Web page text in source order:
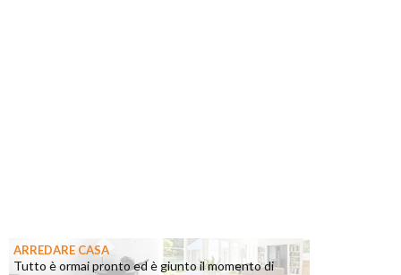
ARREDARE CASA
Tutto è ormai pronto ed è giunto il momento di